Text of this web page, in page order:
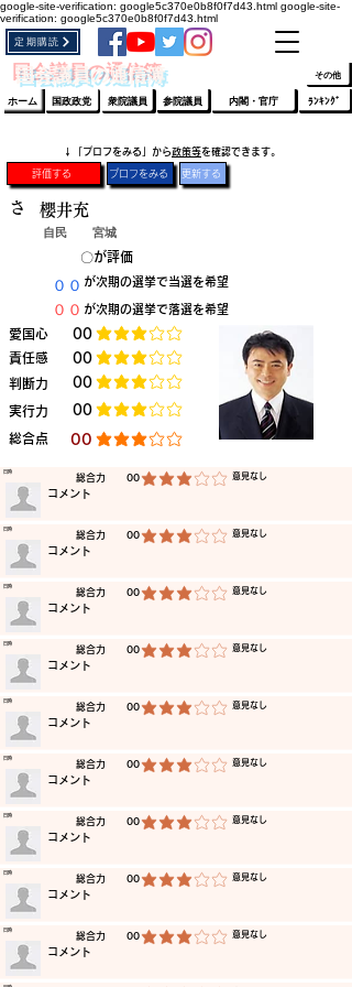
google-site-verification: google5c370e0b8f0f7d43.html google-site-
verification: google5c370e0b8f0f7d43.html
​国会議員の通信簿
定期購読
ホーム 国政政党 衆院議員 参院議員 ﾗﾝｷﾝｸﾞ
内閣・官庁
その他
​↓「プロフをみる」から政策等を確認できます。
評価する プロフをみる 更新する
さ 櫻井充
自民 宮城
​〇​
​００
​００
​が評価
​愛国心 ​00
​が次期の選挙で当選を希望
​が次期の選挙で落選を希望
平均評価 3 /5
​責任感 ​00 平均評価 3 /5
​判断力 ​00 平均評価 3 /5
​実行力 ​00 平均評価 3 /5
​総合点 ​00 平均評価 3 /5
​総合力 00 平均評価 3 /5 ​意見なし
​日時
​コメント
​総合力 00 平均評価 3 /5 ​意見なし
​日時
​コメント
​総合力 00 平均評価 3 /5 ​意見なし
​日時
​コメント
​総合力 00 平均評価 3 /5 ​意見なし
​日時
​コメント
​総合力 00 平均評価 3 /5 ​意見なし
​日時
​コメント
​総合力 00 平均評価 3 /5 ​意見なし
​日時
​コメント
​総合力 00 平均評価 3 /5 ​意見なし
​日時
​コメント
​総合力 00 平均評価 3 /5 ​意見なし
​日時
​コメント
​総合力 00 平均評価 3 /5 ​意見なし
​日時
​コメント